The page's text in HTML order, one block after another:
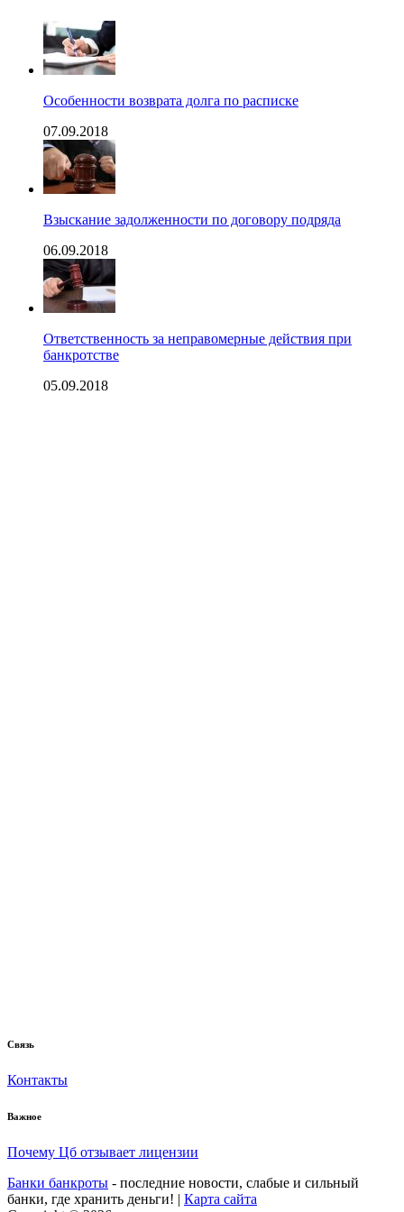
Особенности возврата долга по расписке
07.09.2018
Взыскание задолженности по договору подряда
06.09.2018
Ответственность за неправомерные действия при
банкротстве
05.09.2018
Связь
Контакты
Важное
Почему Цб отзывает лицензии
Банки банкроты - последние новости, слабые и сильный
банки, где хранить деньги! | Карта сайта